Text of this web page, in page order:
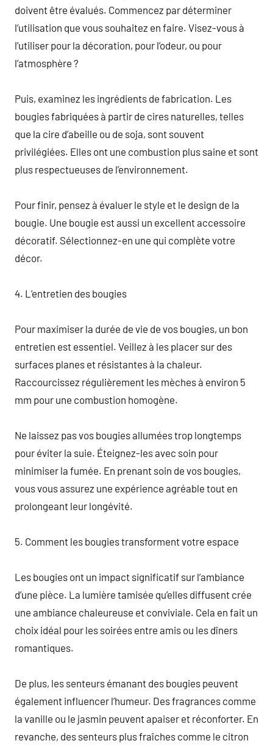
doivent être évalués. Commencez par déterminer
l’utilisation que vous souhaitez en faire. Visez-vous à
l’utiliser pour la décoration, pour l’odeur, ou pour
l’atmosphère ?
Puis, examinez les ingrédients de fabrication. Les
bougies fabriquées à partir de cires naturelles, telles
que la cire d’abeille ou de soja, sont souvent
privilégiées. Elles ont une combustion plus saine et sont
plus respectueuses de l’environnement.
Pour finir, pensez à évaluer le style et le design de la
bougie. Une bougie est aussi un excellent accessoire
décoratif. Sélectionnez-en une qui complète votre
décor.
4. L’entretien des bougies
Pour maximiser la durée de vie de vos bougies, un bon
entretien est essentiel. Veillez à les placer sur des
surfaces planes et résistantes à la chaleur.
Raccourcissez régulièrement les mèches à environ 5
mm pour une combustion homogène.
Ne laissez pas vos bougies allumées trop longtemps
pour éviter la suie. Éteignez-les avec soin pour
minimiser la fumée. En prenant soin de vos bougies,
vous vous assurez une expérience agréable tout en
prolongeant leur longévité.
5. Comment les bougies transforment votre espace
Les bougies ont un impact significatif sur l’ambiance
d’une pièce. La lumière tamisée qu’elles diffusent crée
une ambiance chaleureuse et conviviale. Cela en fait un
choix idéal pour les soirées entre amis ou les dîners
romantiques.
De plus, les senteurs émanant des bougies peuvent
également influencer l’humeur. Des fragrances comme
la vanille ou le jasmin peuvent apaiser et réconforter. En
revanche, des senteurs plus fraîches comme le citron